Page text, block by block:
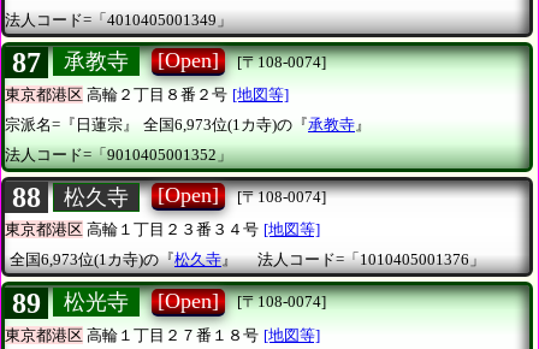
法人コード=「4010405001349」
87 承教寺 [Open]
[〒108-0074]
東京都港区 高輪２丁目８番２号 [地図等]
宗派名=『日蓮宗』
全国6,973位(1カ寺)の『承教寺 』
法人コード=「9010405001352」
88 松久寺 [Open]
[〒108-0074]
東京都港区 高輪１丁目２３番３４号 [地図等]
全国6,973位(1カ寺)の『松久寺』 法人コード=「1010405001376」
89 松光寺 [Open]
[〒108-0074]
東京都港区 高輪１丁目２７番１８号 [地図等]